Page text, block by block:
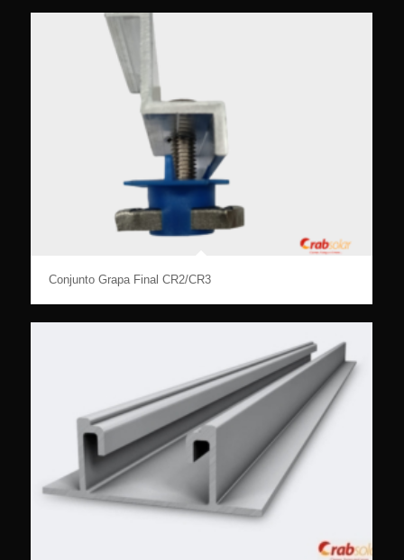
Conjunto Grapa Final CR2/CR3